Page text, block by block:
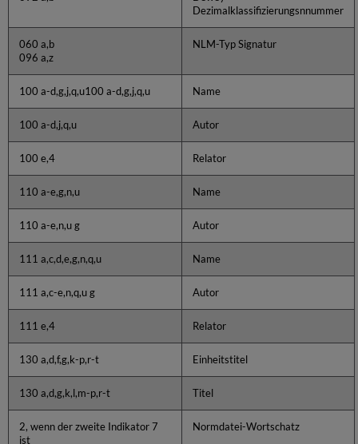
Dezimalklassifizierungsnnummer
060 a,b
096 a,z
NLM-Typ Signatur
100 a-d,g,j,q,u100 a-d,g,j,q,u Name
100 a-d,j,q,u Autor
100 e,4 Relator
110 a-e,g,n,u Name
110 a-e,n,u g Autor
111 a,c,d,e,g,n,q,u Name
111 a,c-e,n,q,u g Autor
111 e,4 Relator
130 a,d,f,g,k-p,r-t Einheitstitel
130 a,d,g,k,l,m-p,r-t Titel
2, wenn der zweite Indikator 7
ist
Normdatei-Wortschatz